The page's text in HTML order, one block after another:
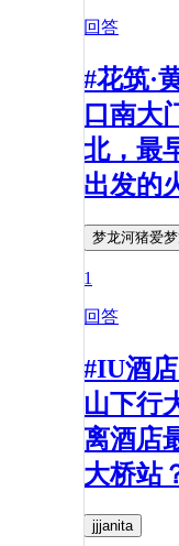
回答
#花筑·
口南大
北，最
出发的
梦龙河猪爱
1
回答
#IU酒
山下行
离酒店
大桥站
jjjanita